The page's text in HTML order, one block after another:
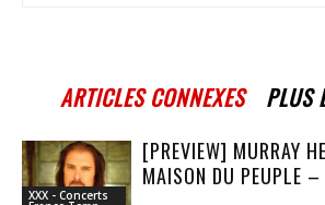
ARTICLES CONNEXES PLUS
XXX - Concerts
[PREVIEW] MURRAY
MAISON DU PEUPLE